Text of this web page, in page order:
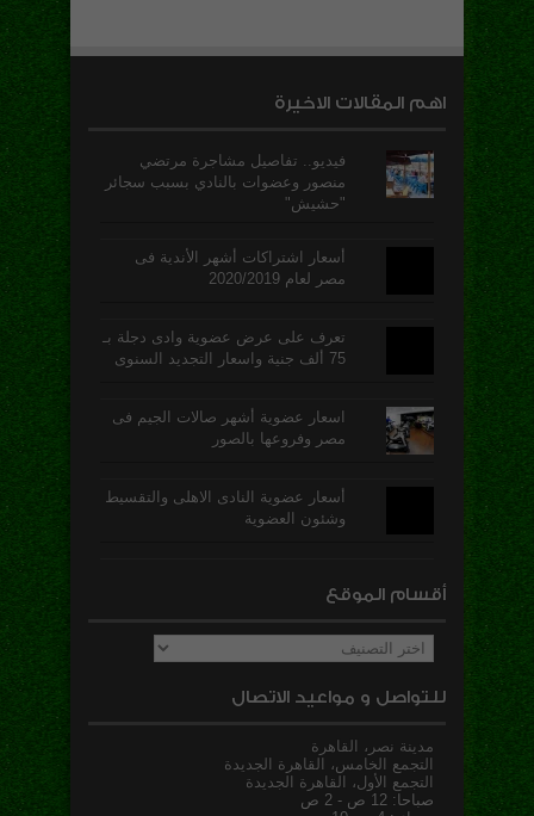
اهم المقالات الاخيرة
فيديو.. تفاصيل مشاجرة مرتضي
منصور وعضوات بالنادي بسبب سجائر
"حشيش"
أسعار اشتراكات أشهر الأندية فى
مصر لعام 2020/2019
تعرف على عرض عضوية وادى دجلة بـ
75 ألف جنية واسعار التجديد السنوى
اسعار عضوية أشهر صالات الجيم فى
مصر وفروعها بالصور
أسعار عضوية النادى الاهلى والتقسيط
وشئون العضوية
أقسام الموقع
أقسام
الموقع
للتواصل و مواعيد الاتصال
مدينة نصر، القاهرة
التجمع الخامس، القاهرة الجديدة
التجمع الأول، القاهرة الجديدة
صباحا: 12 ص - 2 ص